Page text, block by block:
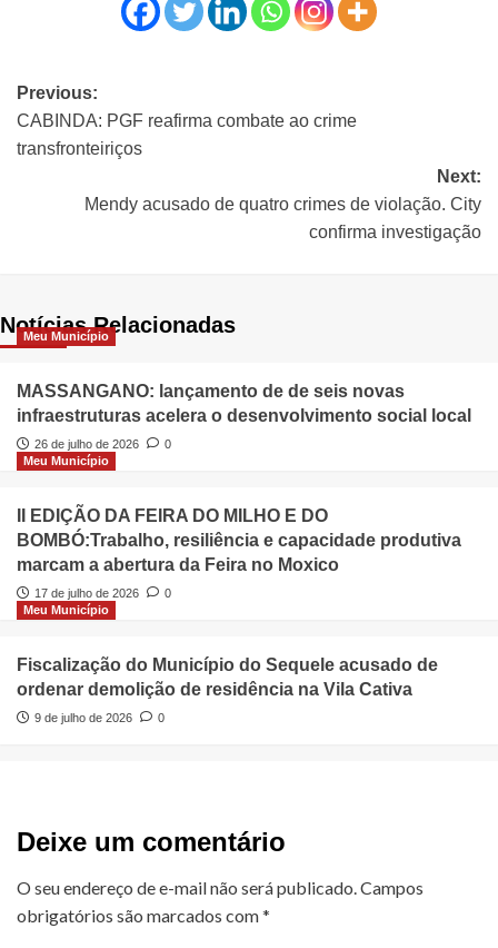
Previous:
CABINDA: PGF reafirma combate ao crime
transfronteiriços
Next:
Mendy acusado de quatro crimes de violação. City
confirma investigação
Notícias Relacionadas
Meu Município
MASSANGANO: lançamento de de seis novas
infraestruturas acelera o desenvolvimento social local
26 de julho de 2026
0
Meu Município
II EDIÇÃO DA FEIRA DO MILHO E DO
BOMBÓ:Trabalho, resiliência e capacidade produtiva
marcam a abertura da Feira no Moxico
17 de julho de 2026
0
Meu Município
Fiscalização do Município do Sequele acusado de
ordenar demolição de residência na Vila Cativa
9 de julho de 2026 0
Deixe um comentário
O seu endereço de e-mail não será publicado. Campos
obrigatórios são marcados com*